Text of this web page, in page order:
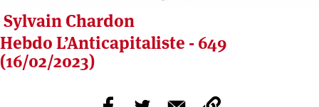
Sylvain Chardon
Hebdo L’Anticapitaliste - 649
(16/02/2023)